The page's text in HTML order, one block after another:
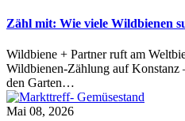
Zähl mit: Wie viele Wildbienen
Wildbiene + Partner ruft am
Wildbienen-Zählung auf Konstanz
den Garten…
Mai 08, 2026